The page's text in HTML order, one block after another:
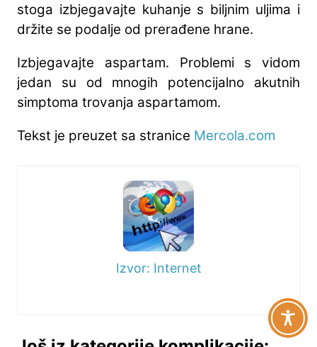
stoga izbjegavajte kuhanje s biljnim uljima i
držite se podalje od prerađene hrane.
Izbjegavajte aspartam. Problemi s vidom
jedan su od mnogih potencijalno akutnih
simptoma trovanja aspartamom.
Tekst je preuzet sa stranice Mercola.com
Izvor: Internet